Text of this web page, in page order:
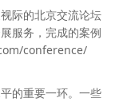
际的北京交流论坛
服务，完成的案例
conference/
的重要一环。一些